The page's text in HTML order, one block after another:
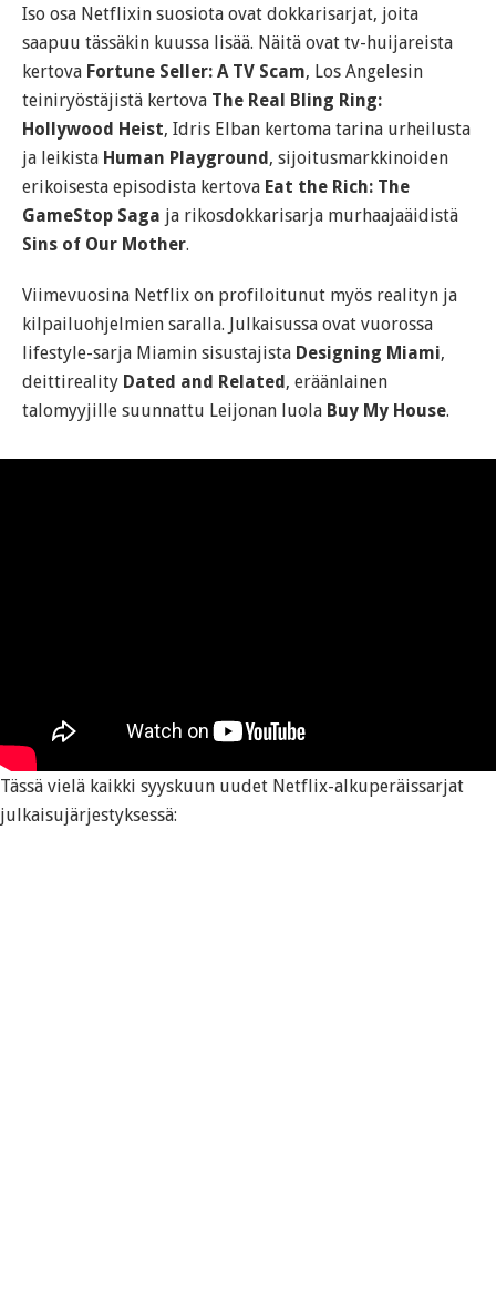
Iso osa Netflixin suosiota ovat dokkarisarjat, joita
saapuu tässäkin kuussa lisää. Näitä ovat tv-huijareista
kertova Fortune Seller: A TV Scam, Los Angelesin
teiniryöstäjistä kertova The Real Bling Ring:
Hollywood Heist, Idris Elban kertoma tarina urheilusta
ja leikista Human Playground, sijoitusmarkkinoiden
erikoisesta episodista kertova Eat the Rich: The
GameStop Saga ja rikosdokkarisarja murhaajaäidistä
Sins of Our Mother.
Viimevuosina Netflix on profiloitunut myös realityn ja
kilpailuohjelmien saralla. Julkaisussa ovat vuorossa
lifestyle-sarja Miamin sisustajista Designing Miami,
deittireality Dated and Related, eräänlainen
talomyyjille suunnattu Leijonan luola Buy My House.
Tässä vielä kaikki syyskuun uudet Netflix-alkuperäissarjat
julkaisujärjestyksessä: